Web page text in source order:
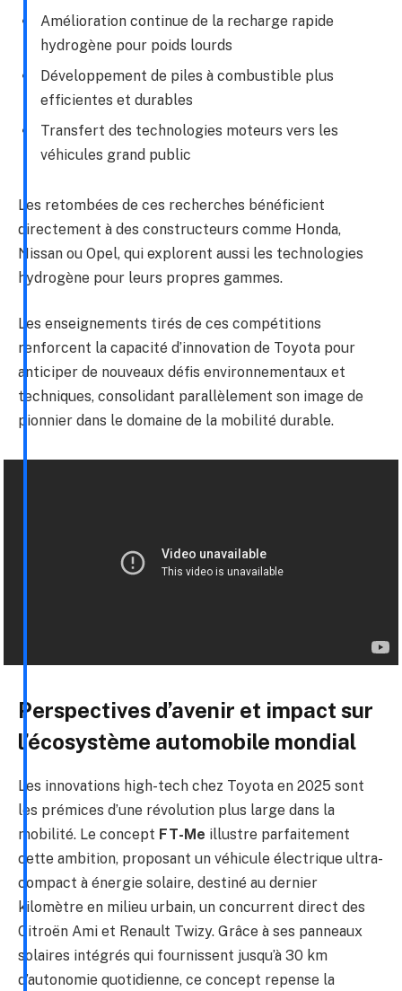
Amélioration continue de la recharge rapide
hydrogène pour poids lourds
Développement de piles à combustible plus
efficientes et durables
Transfert des technologies moteurs vers les
véhicules grand public
Les retombées de ces recherches bénéficient
directement à des constructeurs comme Honda,
Nissan ou Opel, qui explorent aussi les technologies
hydrogène pour leurs propres gammes.
Les enseignements tirés de ces compétitions
renforcent la capacité d’innovation de Toyota pour
anticiper de nouveaux défis environnementaux et
techniques, consolidant parallèlement son image de
pionnier dans le domaine de la mobilité durable.
Perspectives d’avenir et impact sur
l’écosystème automobile mondial
Les innovations high-tech chez Toyota en 2025 sont
les prémices d’une révolution plus large dans la
mobilité. Le concept FT-Me illustre parfaitement
cette ambition, proposant un véhicule électrique ultra-
compact à énergie solaire, destiné au dernier
kilomètre en milieu urbain, un concurrent direct des
Citroën Ami et Renault Twizy. Grâce à ses panneaux
solaires intégrés qui fournissent jusqu’à 30 km
d’autonomie quotidienne, ce concept repense la